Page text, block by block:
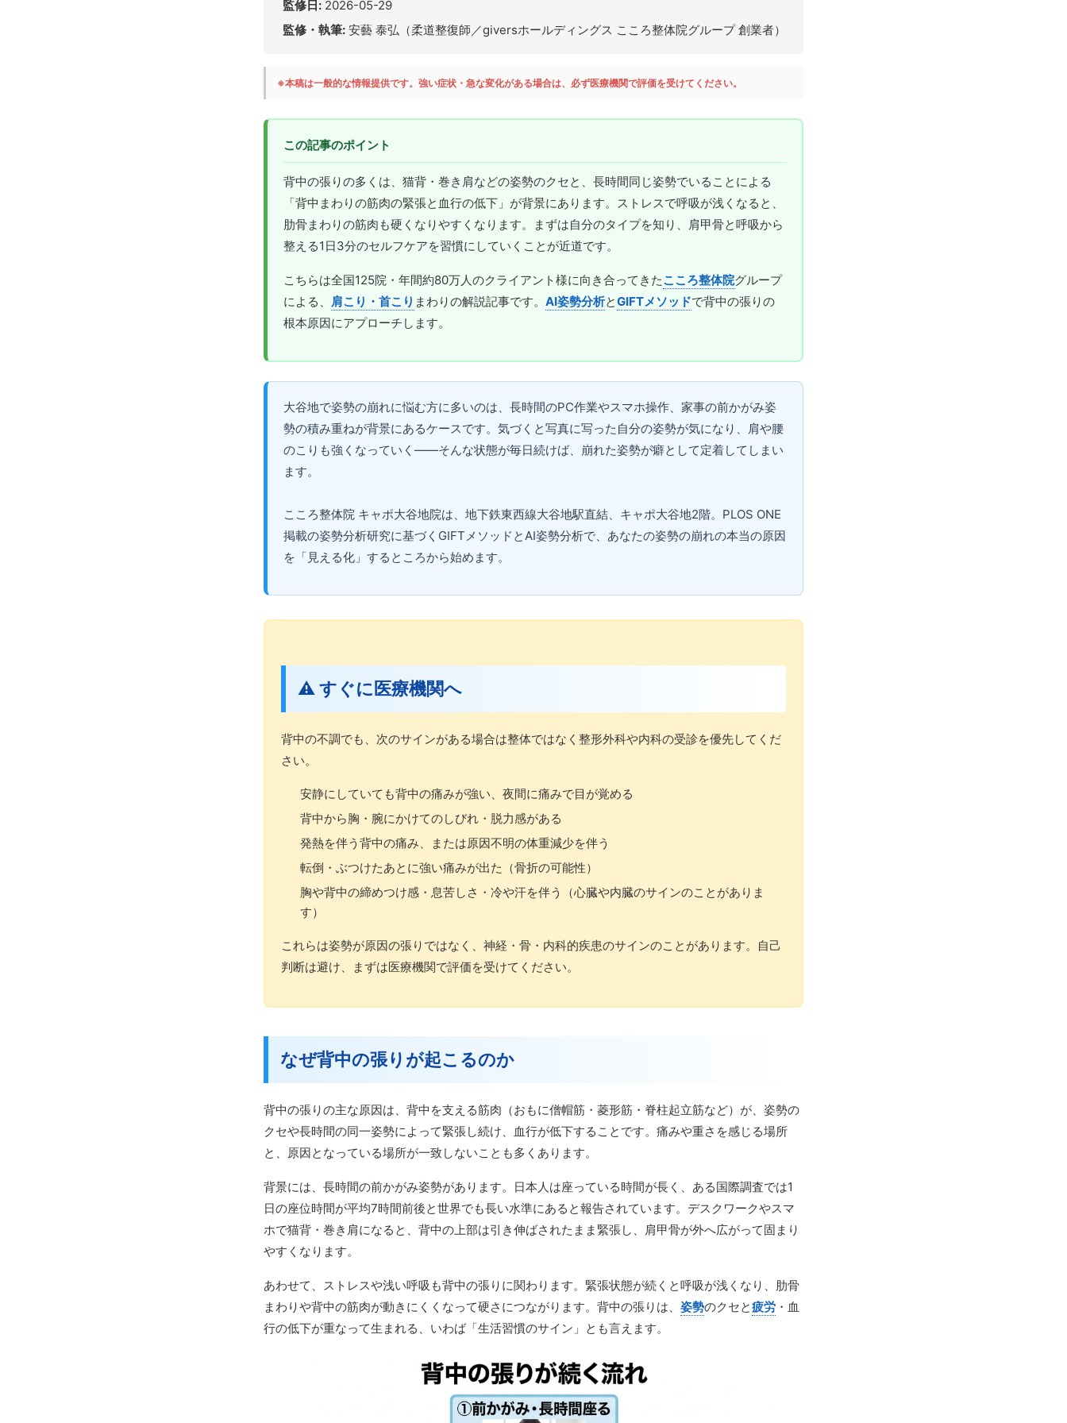
監修日: 2026-05-29
監修・執筆: 安藝 泰弘（柔道整復師／giversホールディングス こころ整体院グループ 創業者）
※本稿は一般的な情報提供です。強い症状・急な変化がある場合は、必ず医療機関で評価を受けてください。
この記事のポイント
背中の張りの多くは、猫背・巻き肩などの姿勢のクセと、長時間同じ姿勢でいることによる
「背中まわりの筋肉の緊張と血行の低下」が背景にあります。ストレスで呼吸が浅くなると、
肋骨まわりの筋肉も硬くなりやすくなります。まずは自分のタイプを知り、肩甲骨と呼吸から
整える1日3分のセルフケアを習慣にしていくことが近道です。
こちらは全国125院・年間約80万人のクライアント様に向き合ってきたこころ整体院グループ
による、 肩こり・首こり まわりの解説記事です。 AI姿勢分析とGIFTメソッドで背中の張りの
根本原因にアプローチします。
大谷地で姿勢の崩れに悩む方に多いのは、長時間のPC作業やスマホ操作、家事の前かがみ姿
勢の積み重ねが背景にあるケースです。気づくと写真に写った自分の姿勢が気になり、肩や腰
のこりも強くなっていく——そんな状態が毎日続けば、崩れた姿勢が癖として定着してしまい
ます。
こころ整体院 キャポ大谷地院は、地下鉄東西線大谷地駅直結、キャポ大谷地2階。PLOS ONE
掲載の姿勢分析研究に基づくGIFTメソッドとAI姿勢分析で、あなたの姿勢の崩れの本当の原因
を「見える化」するところから始めます。
⚠️ すぐに医療機関へ
背中の不調でも、次のサインがある場合は整体ではなく整形外科や内科の受診を優先してくだ
さい。
安静にしていても背中の痛みが強い、夜間に痛みで目が覚める
背中から胸・腕にかけてのしびれ・脱力感がある
発熱を伴う背中の痛み、または原因不明の体重減少を伴う
転倒・ぶつけたあとに強い痛みが出た（骨折の可能性）
胸や背中の締めつけ感・息苦しさ・冷や汗を伴う（心臓や内臓のサインのことがありま
す）
これらは姿勢が原因の張りではなく、神経・骨・内科的疾患のサインのことがあります。自己
判断は避け、まずは医療機関で評価を受けてください。
なぜ背中の張りが起こるのか
背中の張りの主な原因は、背中を支える筋肉（おもに僧帽筋・菱形筋・脊柱起立筋など）が、姿勢の
クセや長時間の同一姿勢によって緊張し続け、血行が低下することです。痛みや重さを感じる場所
と、原因となっている場所が一致しないことも多くあります。
背景には、長時間の前かがみ姿勢があります。日本人は座っている時間が長く、ある国際調査では1
日の座位時間が平均7時間前後と世界でも長い水準にあると報告されています。デスクワークやスマ
ホで猫背・巻き肩になると、背中の上部は引き伸ばされたまま緊張し、肩甲骨が外へ広がって固まり
やすくなります。
あわせて、ストレスや浅い呼吸も背中の張りに関わります。緊張状態が続くと呼吸が浅くなり、肋骨
まわりや背中の筋肉が動きにくくなって硬さにつながります。背中の張りは、 姿勢のクセと疲労 ・血
行の低下が重なって生まれる、いわば「生活習慣のサイン」とも言えます。